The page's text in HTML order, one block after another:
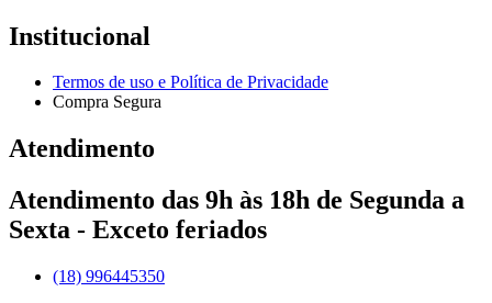
Institucional
Termos de uso e Política de Privacidade
Compra Segura
Atendimento
Atendimento das 9h às 18h de Segunda a
Sexta - Exceto feriados
(18) 996445350